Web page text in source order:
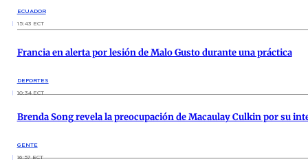
ECUADOR
15:43 ECT
Francia en alerta por lesión de Malo Gusto durante una práctica
DEPORTES
10:34 ECT
Brenda Song revela la preocupación de Macaulay Culkin por su
GENTE
16:57 ECT